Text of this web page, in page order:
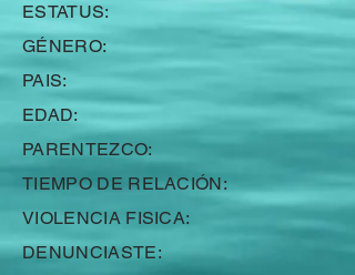
ESTATUS:
GÉNERO:
PAIS:
EDAD:
PARENTEZCO:
TIEMPO DE RELACIÓN:
VIOLENCIA FISICA:
DENUNCIASTE: